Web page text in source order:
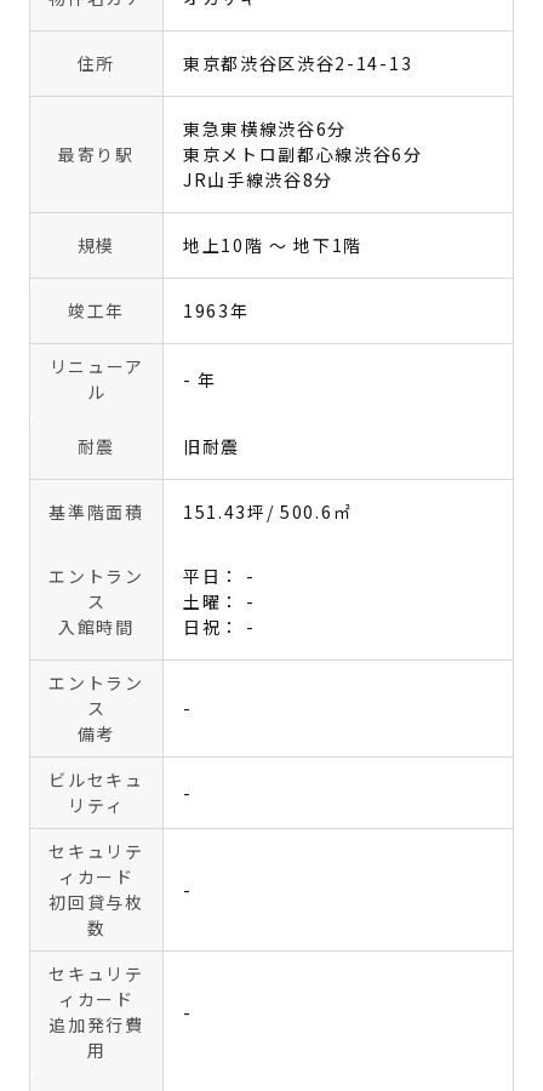
住所 東京都渋谷区渋谷2-14-13
最寄り駅
東急東横線渋谷6分
東京メトロ副都心線渋谷6分
JR山手線渋谷8分
規模 地上10階 〜 地下1階
竣工年 1963年
リニューア
ル
- 年
耐震 旧耐震
基準階面積 151.43坪 / 500.6㎡
エントラン
ス
入館時間
平日： -
土曜： -
日祝： -
エントラン
ス
備考
-
ビルセキュ
リティ
-
セキュリテ
ィカード
初回貸与枚
数
-
セキュリテ
ィカード
追加発行費
用
-